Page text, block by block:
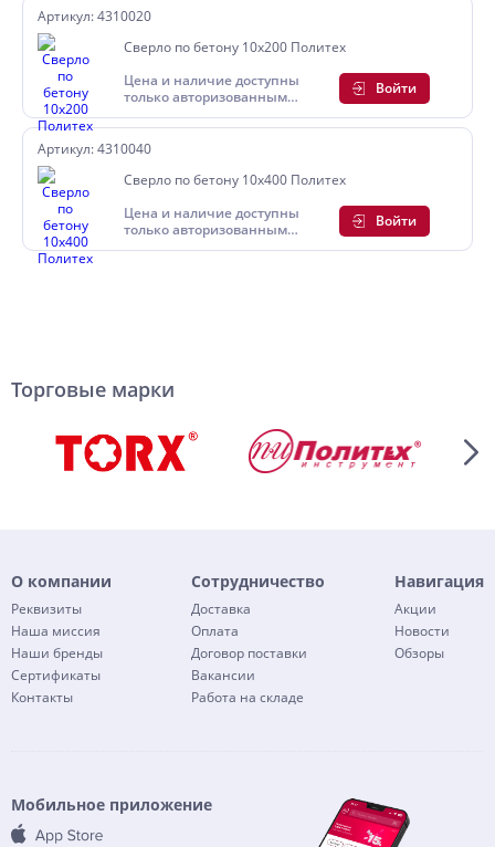
Артикул: 4310020
Сверло по бетону 10х200 Политех
Цена и наличие доступны
только авторизованным
пользователям
Войти
Артикул: 4310040
Сверло по бетону 10х400 Политех
Цена и наличие доступны
только авторизованным
пользователям
Войти
Торговые марки
О компании
Реквизиты
Наша миссия
Наши бренды
Сертификаты
Контакты
Сотрудничество
Доставка
Оплата
Договор поставки
Вакансии
Работа на складе
Навигация
Акции
Новости
Обзоры
Мобильное приложение